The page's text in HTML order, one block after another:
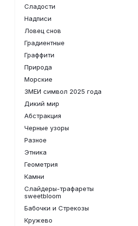
Сладости
Надписи
Ловец снов
Градиентные
Граффити
Природа
Морские
ЗМЕИ символ 2025 года
Дикий мир
Абстракция
Черные узоры
Разное
Этника
Геометрия
Камни
Слайдеры-трафареты
sweetbloom
Бабочки и Стрекозы
Кружево